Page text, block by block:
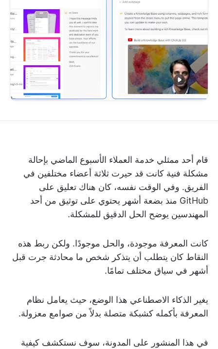
قام أحد ممثلي خدمة العملاء الأسبوع الماضي بإحالة
مشكلة فنية كانت قد حيرت ثلاثة أعضاء مختلفين في
الفريق. وفي الوقت نفسه، كان هناك تعليق على
GitHub منذ بضعة أشهر يحتوي على توثيق من أحد
المهندسين يوضح الحل الدقيق للمشكلة.
كانت المعرفة موجودة، والحل موجودًا. ولكن ربط هذه
النقاط كان يتطلب أن يتذكر شخص ما محادثة جرت قبل
أشهر في سياق مختلف تمامًا.
يغير الذكاء الاصطناعي هذا الوضع، حيث يعامل نظام
المعرفة بأكمله كشبكة متصلة بدلاً من صوامع معزولة.
في هذا المنشور على المدونة، سوف نستكشف كيفية